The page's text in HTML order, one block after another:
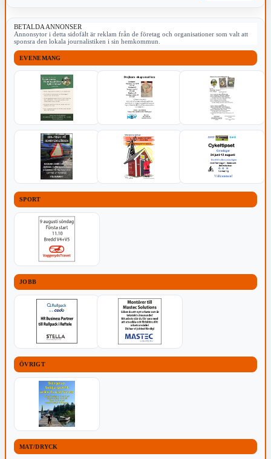
BETALDA ANNONSER
Annonsytor i detta sidofält är reklam från de företag och organisationer som valt att
sponsra den lokala journalistiken i sin hemkommun.
EVENEMANG
SPORT
JOBB
ÖVRIGT
MAT/DRYCK